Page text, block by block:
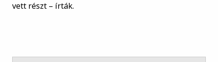
vett részt – írták.